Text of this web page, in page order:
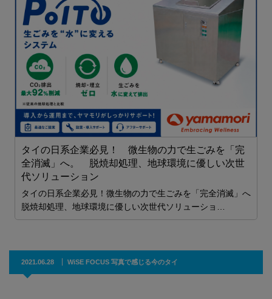
タイの日系企業必見！ 微生物の力で生ごみを「完
全消滅」へ。 脱焼却処理、地球環境に優しい次世
代ソリューション
タイの日系企業必見！微生物の力で生ごみを「完全消滅」へ
脱焼却処理、地球環境に優しい次世代ソリューショ…
2021.06.28 WiSE FOCUS 写真で感じる今のタイ